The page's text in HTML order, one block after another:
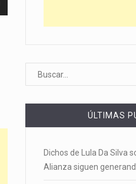
ÚLTIMAS
Dichos de Lula Da Silva
Alianza siguen